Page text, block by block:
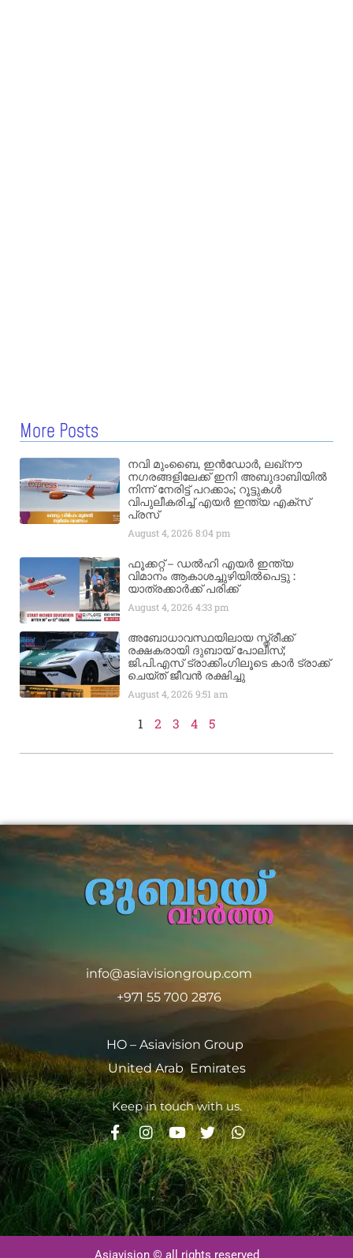
More Posts
നവി മുംബൈ, ഇൻഡോർ, ലഖ്നൗ
നഗരങ്ങളിലേക്ക് ഇനി അബുദാബിയിൽ
നിന്ന് നേരിട്ട് പറക്കാം; റൂട്ടുകൾ
വിപുലീകരിച്ച് എയർ ഇന്ത്യ എക്സ്
പ്രസ്
August 4, 20268:04 pm
ഫൂക്കറ്റ് – ഡൽഹി എയര്‍ ഇന്ത്യ
വിമാനം ആകാശച്ചുഴിയില്‍പെട്ടു :
യാത്രക്കാര്‍ക്ക് പരിക്ക്
August 4, 20264:33 pm
അബോധാവസ്ഥയിലായ സ്ത്രീക്ക്
രക്ഷകരായി ദുബായ് പോലീസ്;
ജി.പി.എസ് ട്രാക്കിംഗിലൂടെ കാർ ട്രാക്ക്
ചെയ്ത് ജീവൻ രക്ഷിച്ചു
August 4, 20269:51 am
1 2 3 4 5
info@asiavisiongroup.com
+971 55 700 2876
HO – Asiavision Group
United Arab Emirates
Keep in touch with us.
Asiavision © all rights reserved